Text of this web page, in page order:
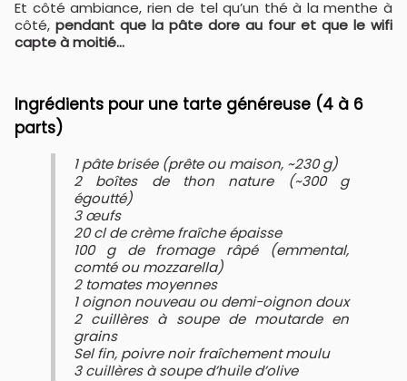
Et côté ambiance, rien de tel qu’un thé à la menthe à
côté, pendant que la pâte dore au four et que le wifi
capte à moitié…
Ingrédients pour une tarte généreuse (4 à 6
parts)
1 pâte brisée (prête ou maison, ~230 g)
​2 boîtes de thon nature (~300 g
égoutté)
3 œufs
20 cl de crème fraîche épaisse
100 g de fromage râpé (emmental,
comté ou mozzarella)
2 tomates moyennes
1 oignon nouveau ou demi-oignon doux
2 cuillères à soupe de moutarde en
grains
Sel fin, poivre noir fraîchement moulu
3 cuillères à soupe d’huile d’olive